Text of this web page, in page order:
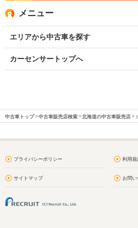
メニュー
エリアから中古車を探す
カーセンサートップへ
中古車トップ 中古車販売店検索 北海道の中古車販売店
プライバシーポリシー 利用規
サイトマップ お問